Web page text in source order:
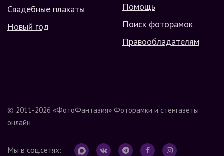
Свадебные плакаты
Новый год
Помощь
Поиск фоторамок
Правообладателям
© 2011-2026 «ФотоФантазия» Фоторамки и стенгазеты
онлайн
Мы в соц.сетях: